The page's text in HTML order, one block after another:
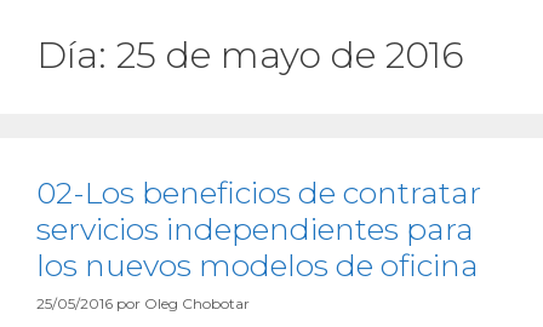
Día: 25 de mayo de 2016
02-Los beneficios de contratar
servicios independientes para
los nuevos modelos de oficina
25/05/2016 por Oleg Chobotar